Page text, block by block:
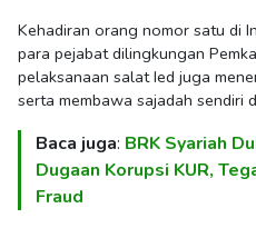
Kehadiran orang nomor satu di
para pejabat dilingkungan
pelaksanaan salat Ied juga
serta membawa sajadah sendiri
Baca juga: BRK Syariah
Dugaan Korupsi KUR,
Fraud